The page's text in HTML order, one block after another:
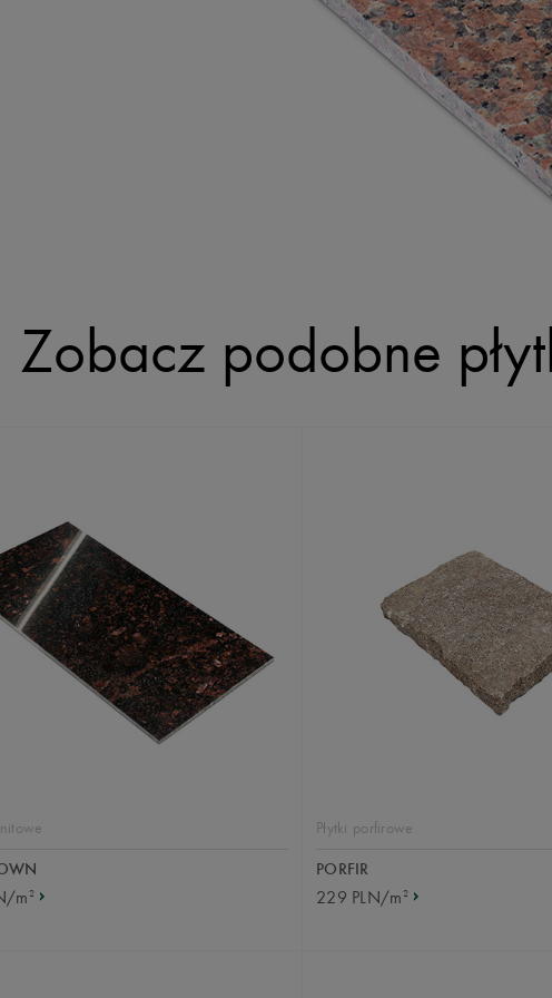
Zobacz podobne
m2
Płytki porfirowe
PORFIR
229 PLN/m2